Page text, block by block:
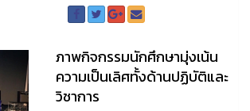
ภาพกิจกรรมนักศึกษามุ่งเน้น
ความเป็นเลิศทั้งด้านปฏิบัติและ
วิชาการ